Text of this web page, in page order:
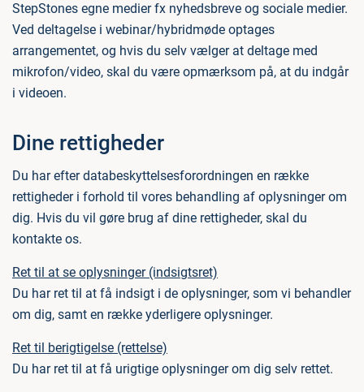
StepStones egne medier fx nyhedsbreve og sociale medier.
Ved deltagelse i webinar/hybridmøde optages
arrangementet, og hvis du selv vælger at deltage med
mikrofon/video, skal du være opmærksom på, at du indgår
i videoen.
Dine rettigheder
Du har efter databeskyttelsesforordningen en række
rettigheder i forhold til vores behandling af oplysninger om
dig. Hvis du vil gøre brug af dine rettigheder, skal du
kontakte os.
Ret til at se oplysninger (indsigtsret)
Du har ret til at få indsigt i de oplysninger, som vi behandler
om dig, samt en række yderligere oplysninger.
Ret til berigtigelse (rettelse)
Du har ret til at få urigtige oplysninger om dig selv rettet.